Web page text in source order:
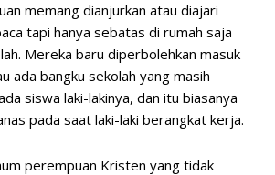
memang dianjurkan atau diajari
tapi hanya sebatas di rumah saja
Mereka baru diperbolehkan masuk
ada bangku sekolah yang masih
siswa laki-lakinya, dan itu biasanya
pada saat laki-laki berangkat kerja.
perempuan Kristen yang tidak